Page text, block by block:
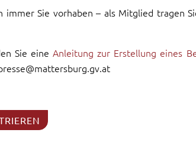
immer Sie vorhaben – als Mitglied tragen
Sie eineAnleitung zur Erstellung eines